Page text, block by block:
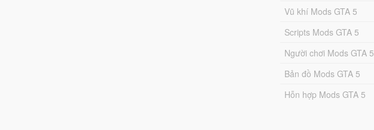
Vũ khí Mods GTA 5
Scripts Mods GTA 5
Người chơi Mods GTA 5
Bản đồ Mods GTA 5
Hỗn hợp Mods GTA 5